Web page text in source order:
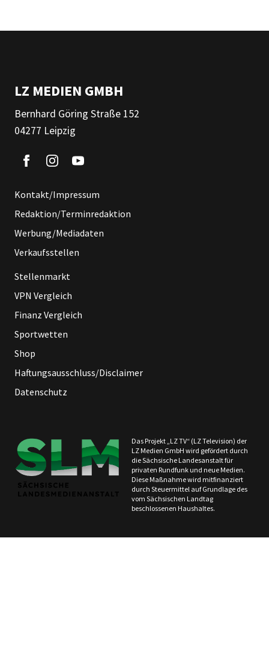
LZ MEDIEN GMBH
Bernhard Göring Straße 152
04277 Leipzig
Kontakt/Impressum
Redaktion/Terminredaktion
Werbung/Mediadaten
Verkaufsstellen
Stellenmarkt
VPN Vergleich
Finanz Vergleich
Sportwetten
Shop
Haftungsausschluss/Disclaimer
Datenschutz
Das Projekt „LZ TV“ (LZ Television) der
LZ Medien GmbH wird gefördert durch
die Sächsische Landesanstalt für
privaten Rundfunk und neue Medien.
Diese Maßnahme wird mitfinanziert
durch Steuermittel auf Grundlage des
vom Sächsischen Landtag
beschlossenen Haushaltes.